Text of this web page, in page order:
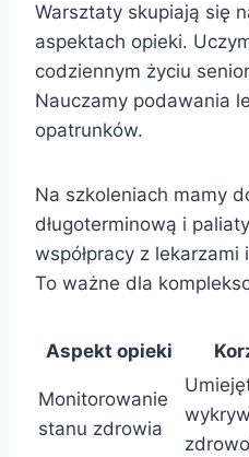
Warsztaty skupiają się
aspektach opieki.
codziennym życiu
Nauczamy podawania
opatrunków.
Na szkoleniach mamy
długoterminową i
współpracy z
To ważne dla
Aspekt opieki
Monitorowanie
stanu zdrowia